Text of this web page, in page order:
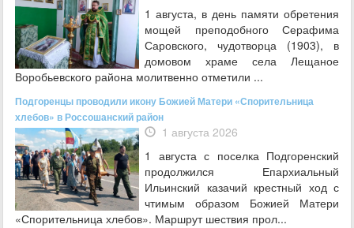
1 августа, в день памяти обретения
мощей преподобного Серафима
Саровского, чудотворца (1903), в
домовом храме села Лещаное
Воробьевского района молитвенно отметили ...
Подгоренцы проводили икону Божией Матери «Спорительница
хлебов» в Россошанский район
1 августа 2026
1 августа с поселка Подгоренский
продолжился Епархиальный
Ильинский казачий крестный ход с
чтимым образом Божией Матери
«Спорительница хлебов». Маршрут шествия прол...